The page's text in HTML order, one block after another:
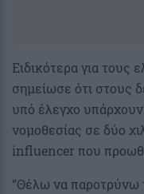
Ειδικότερα για τους
σημείωσε ότι στους
υπό έλεγχο υπάρχουν
νομοθεσίας σε δύο
influencer που
“Θέλω να παροτρύνω